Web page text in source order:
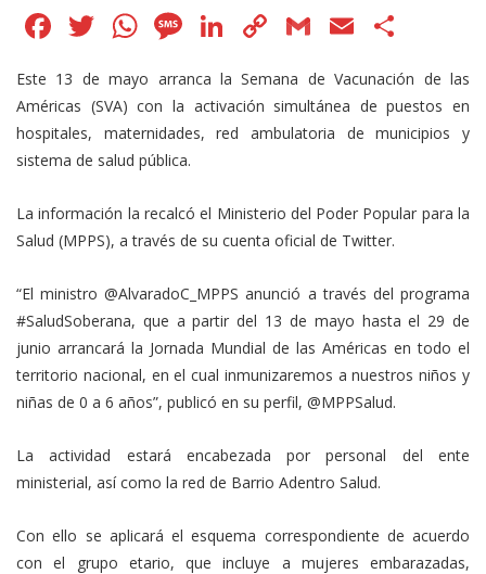
Facebook
Twitter
WhatsApp
Message
LinkedIn
Copy
Link
GmailEmail
Este 13 de mayo arranca la Semana de Vacunación de las
Américas (SVA) con la activación simultánea de puestos en
hospitales, maternidades, red ambulatoria de municipios y
sistema de salud pública.
La información la recalcó el Ministerio del Poder Popular para la
Salud (MPPS), a través de su cuenta oficial de Twitter.
“El ministro @AlvaradoC_MPPS anunció a través del programa
#SaludSoberana, que a partir del 13 de mayo hasta el 29 de
junio arrancará la Jornada Mundial de las Américas en todo el
territorio nacional, en el cual inmunizaremos a nuestros niños y
niñas de 0 a 6 años”, publicó en su perfil, @MPPSalud.
La actividad estará encabezada por personal del ente
ministerial, así como la red de Barrio Adentro Salud.
Con ello se aplicará el esquema correspondiente de acuerdo
con el grupo etario, que incluye a mujeres embarazadas,